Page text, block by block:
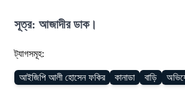
সূত্র: আজাদীর ডাক।
ট্যাগসমূহ:
আইজিপি আলী হোসেন ফকির কানাডা বাড়ি